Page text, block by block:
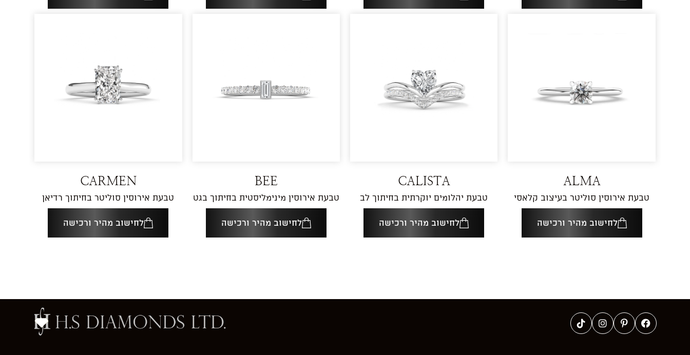
ALMA
טבעת אירוסין סוליטר בעיצוב קלאסי
לחישוב מהיר ורכישה
CALISTA
טבעת יהלומים יוקרתית בחיתוך לב
לחישוב מהיר ורכישה
BEE
טבעת אירוסין מינימליסטית בחיתוך בגט
לחישוב מהיר ורכישה
CARMEN
טבעת אירוסין סוליטר בחיתוך רדיאן
לחישוב מהיר ורכישה